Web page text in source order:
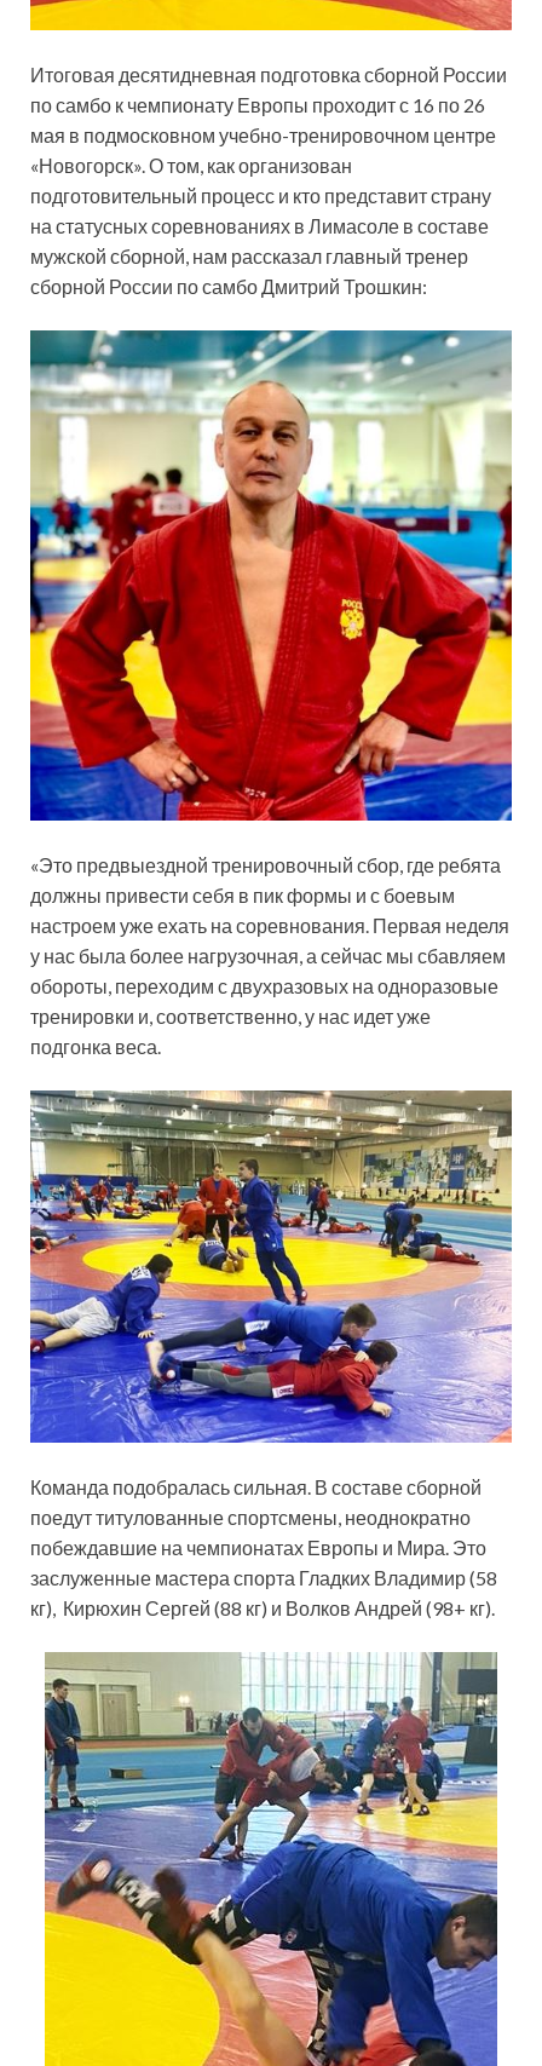
Итоговая десятидневная подготовка сборной России
по самбо к чемпионату Европы проходит с 16 по 26
мая в подмосковном учебно-тренировочном центре
«Новогорск». О том, как организован
подготовительный процесс и кто представит страну
на статусных соревнованиях в Лимасоле в составе
мужской сборной, нам рассказал главный тренер
сборной России по самбо Дмитрий Трошкин:
«Это предвыездной тренировочный сбор, где ребята
должны привести себя в пик формы и с боевым
настроем уже ехать на соревнования. Первая неделя
у нас была более нагрузочная, а сейчас мы сбавляем
обороты, переходим с двухразовых на одноразовые
тренировки и, соответственно, у нас идет уже
подгонка веса.
Команда подобралась сильная. В составе сборной
поедут титулованные спортсмены, неоднократно
побеждавшие на чемпионатах Европы и Мира. Это
заслуженные мастера спорта Гладких Владимир (58
кг), Кирюхин Сергей (88 кг) и Волков Андрей (98+ кг).